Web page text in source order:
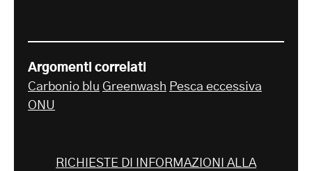
Argomenti correlati
Carbonio blu Greenwash Pesca eccessiva
ONU
RICHIESTE DI INFORMAZIONI ALLA